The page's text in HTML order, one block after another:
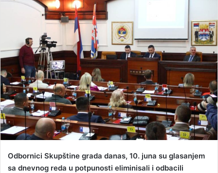
a
n
m
l
Odbornici Skupštine grada danas, 10. juna su glasanjem
sa dnevnog reda u potpunosti eliminisali i odbacili